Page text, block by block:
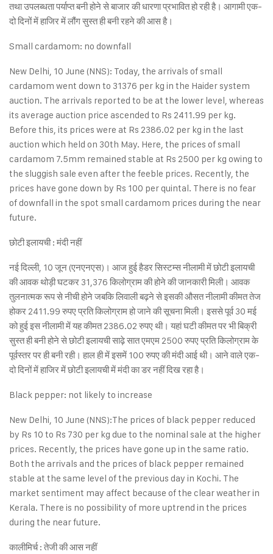
तथा उपलब्धता पर्याप्त बनी होने से बाजार की धारणा प्रभावित हो रही है। आगामी एक-
दो दिनों में हाजिर में लौंग सुस्त ही बनी रहने की आस है।
Small cardamom: no downfall
New Delhi, 10 June (NNS): Today, the arrivals of small
cardamom went down to 31376 per kg in the Haider system
auction. The arrivals reported to be at the lower level, whereas
its average auction price ascended to Rs 2411.99 per kg.
Before this, its prices were at Rs 2386.02 per kg in the last
auction which held on 30th May. Here, the prices of small
cardamom 7.5mm remained stable at Rs 2500 per kg owing to
the sluggish sale even after the feeble prices. Recently, the
prices have gone down by Rs 100 per quintal. There is no fear
of downfall in the spot small cardamom prices during the near
future.
छोटी इलायची : मंदी नहीं
नई दिल्ली, 10 जून (एनएनएस)। आज हुई हैडर सिस्टम्स नीलामी में छोटी इलायची
की आवक थोड़ी घटकर 31,376 किलोग्राम की होने की जानकारी मिली। आवक
तुलनात्मक रूप से नीची होने जबकि लिवाली बढ़ने से इसकी औसत नीलामी कीमत तेज
होकर 2411.99 रुपए प्रति किलोग्राम हो जाने की सूचना मिली। इससे पूर्व 30 मई
को हुई इस नीलामी में यह कीमत 2386.02 रुपए थी। यहां घटी कीमत पर भी बिक्री
सुस्त ही बनी होने से छोटी इलायची साढ़े सात एमएम 2500 रुपए प्रति किलोग्राम के
पूर्वस्तर पर ही बनी रही। हाल ही में इसमें 100 रुपए की मंदी आई थी। आने वाले एक-
दो दिनों में हाजिर में छोटी इलायची में मंदी का डर नहीं दिख रहा है।
Black pepper: not likely to increase
New Delhi, 10 June (NNS):The prices of black pepper reduced
by Rs 10 to Rs 730 per kg due to the nominal sale at the higher
prices. Recently, the prices have gone up in the same ratio.
Both the arrivals and the prices of black pepper remained
stable at the same level of the previous day in Kochi. The
market sentiment may affect because of the clear weather in
Kerala. There is no possibility of more uptrend in the prices
during the near future.
कालीमिर्च : तेजी की आस नहीं